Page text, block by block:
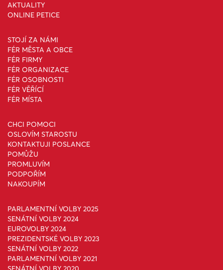
AKTUALITY
ONLINE PETICE
STOJÍ ZA NÁMI
FÉR MĚSTA A OBCE
FÉR FIRMY
FÉR ORGANIZACE
FÉR OSOBNOSTI
FÉR VĚŘÍCÍ
FÉR MÍSTA
CHCI POMOCI
OSLOVÍM STAROSTU
KONTAKTUJI POSLANCE
POMŮŽU
PROMLUVÍM
PODPOŘÍM
NAKOUPÍM
PARLAMENTNÍ VOLBY 2025
SENÁTNÍ VOLBY 2024
EUROVOLBY 2024
PREZIDENTSKÉ VOLBY 2023
SENÁTNÍ VOLBY 2022
PARLAMENTNÍ VOLBY 2021